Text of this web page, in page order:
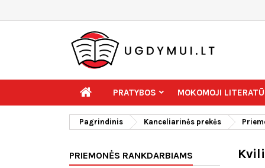
PRATYBOS MOKOMOJI
Pagrindinis Kanceliarinės prekės
PRIEMONĖS RANKDARBIAMS